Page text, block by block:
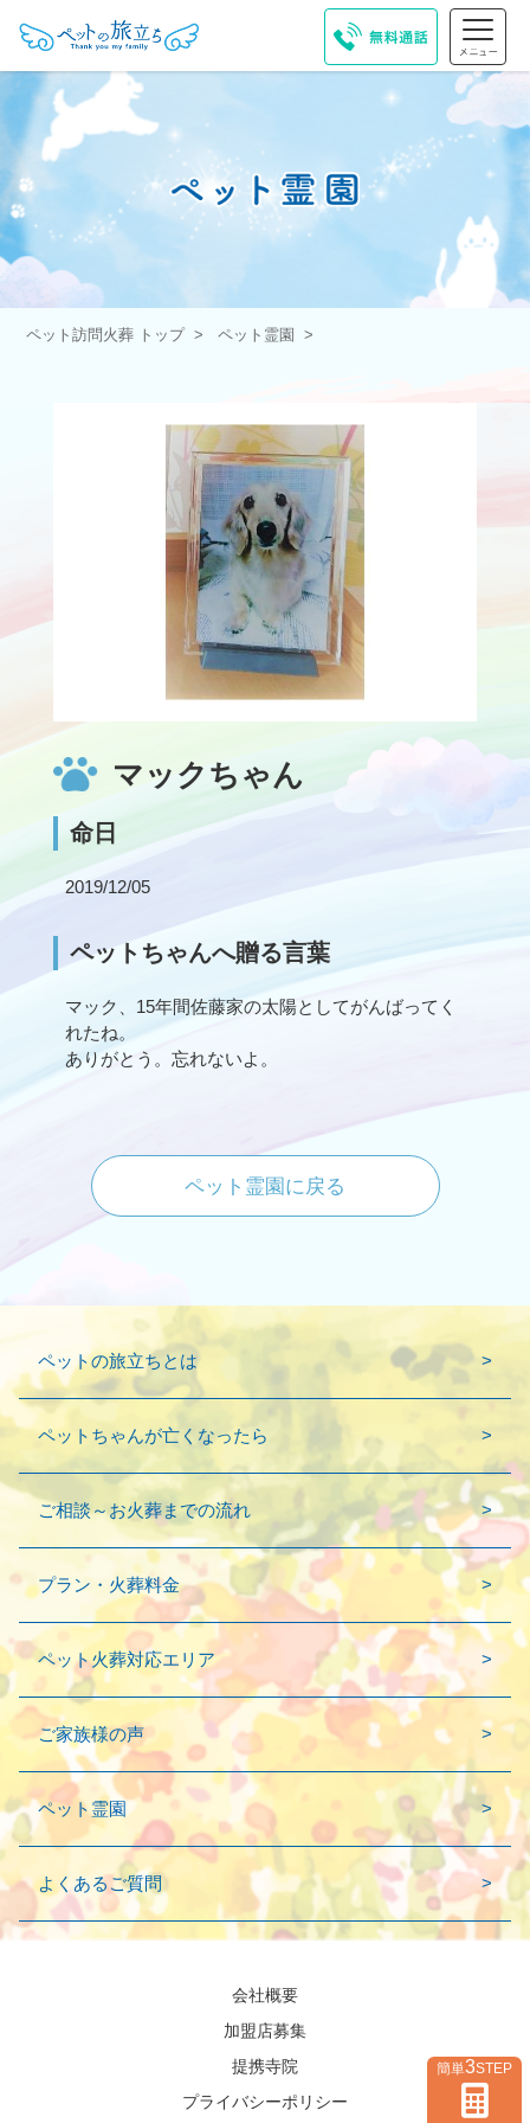
ペット訪問火葬 トップ ペット霊園
マックちゃん
命日
2019/12/05
ペットちゃんへ贈る言葉
マック、15年間佐藤家の太陽としてがんばってく
れたね。
ありがとう。忘れないよ。
ペット霊園に戻る
簡単3STEP
ペットの旅立ちとは
ペットちゃんが亡くなったら
ご相談～お火葬までの流れ
プラン・火葬料金
ペット火葬対応エリア
ご家族様の声
ペット霊園
よくあるご質問
会社概要
加盟店募集
提携寺院
プライバシーポリシー